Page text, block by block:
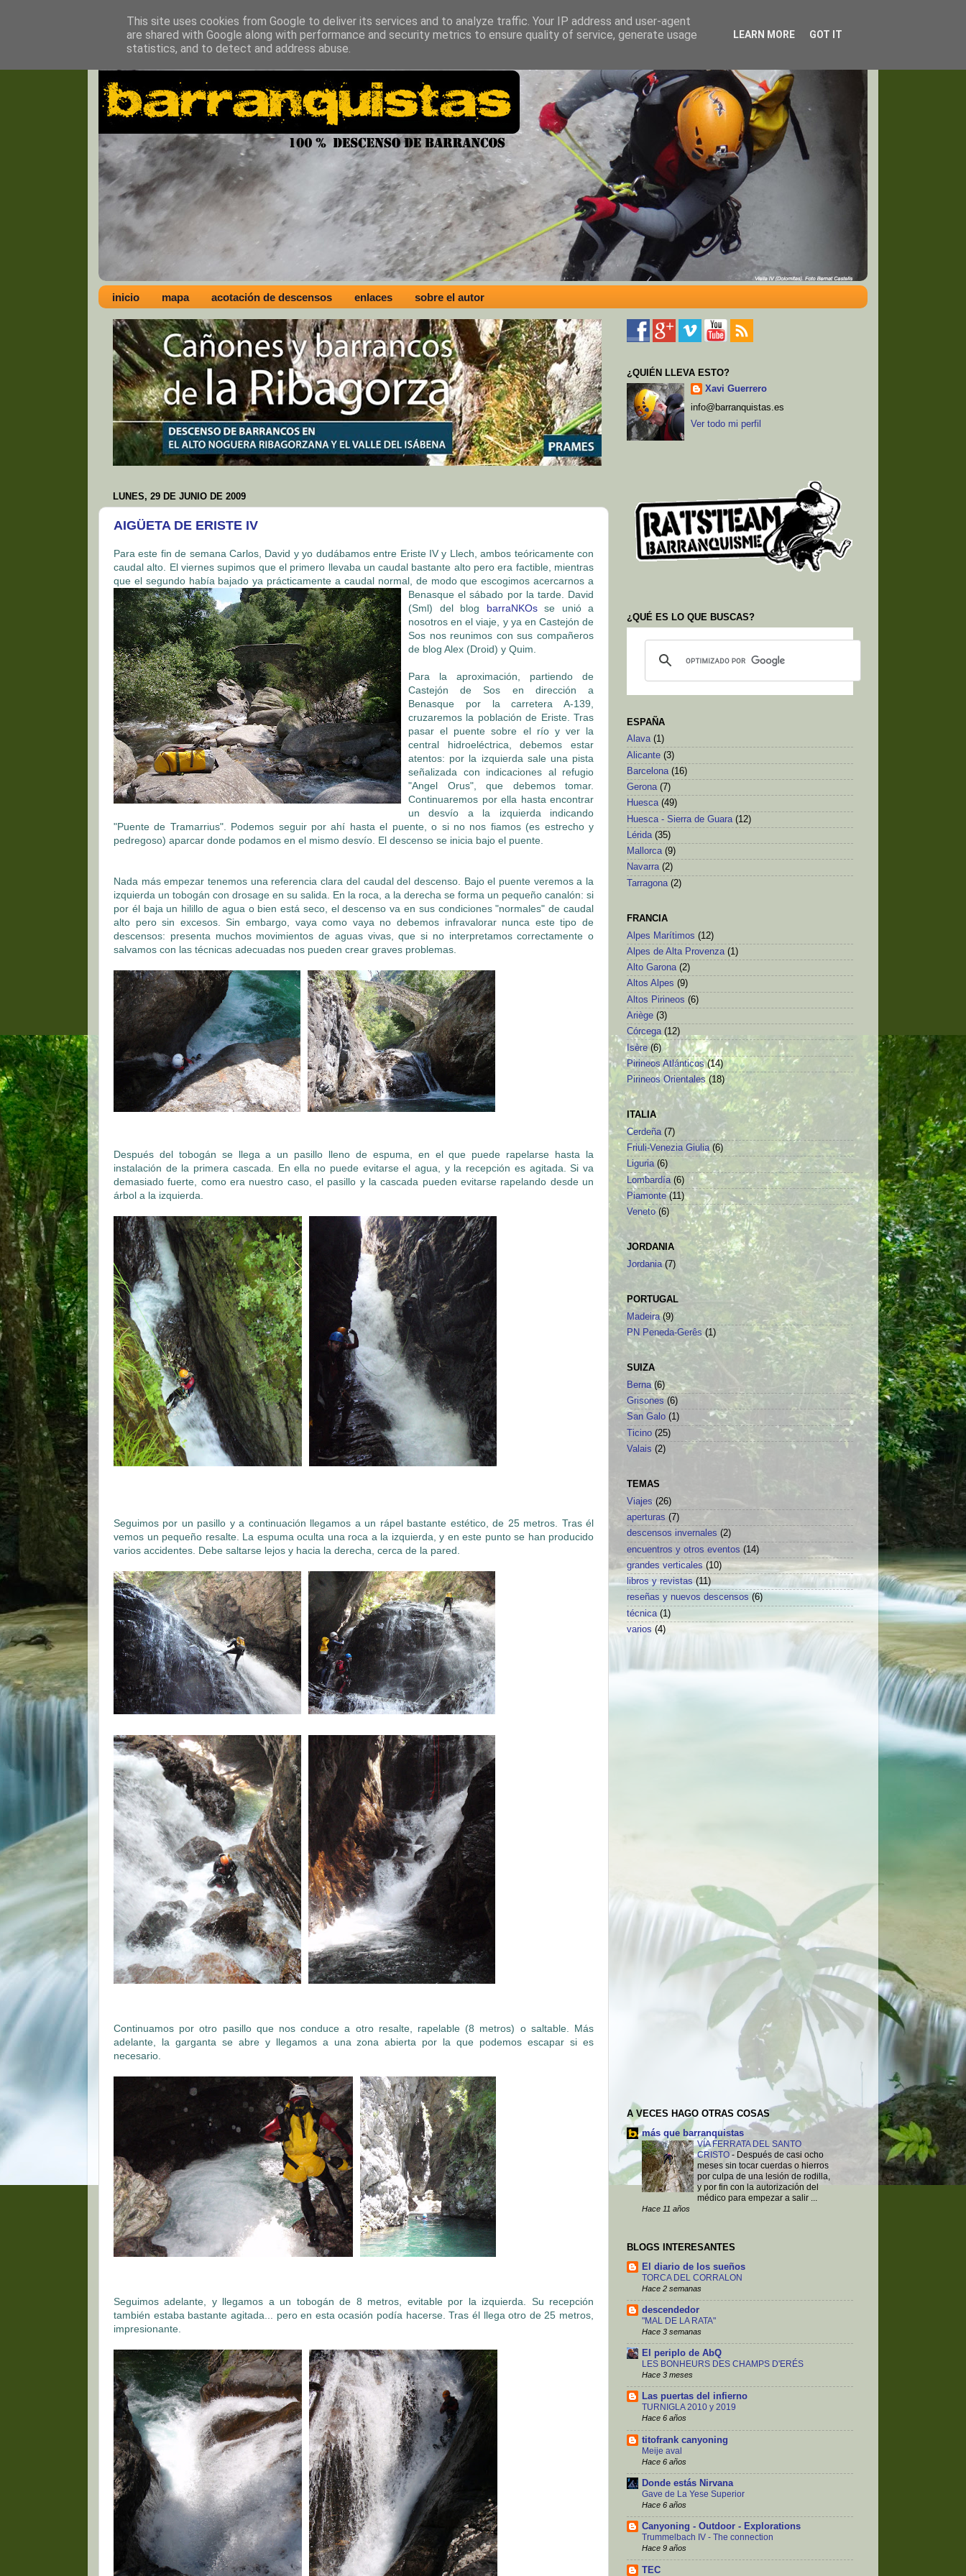
inicio mapa acotación de descensos enlaces sobre el autor
LUNES, 29 DE JUNIO DE 2009
AIGÜETA DE ERISTE IV
Para este fin de semana Carlos, David y yo dudábamos entre Eriste IV y Llech, ambos teóricamente con
caudal alto. El viernes supimos que el primero llevaba un caudal bastante alto pero era factible, mientras
que el segundo había bajado ya prácticamente a caudal normal, de modo que escogimos acercarnos a
Benasque el sábado por la tarde. David
(Sml) del blog barraNKOsse unió a
nosotros en el viaje, y ya en Castejón de
Sos nos reunimos con sus compañeros
de blog Alex (Droid) y Quim.
Para la aproximación, partiendo de
Castejón de Sos en dirección a
Benasque por la carretera A-139,
cruzaremos la población de Eriste. Tras
pasar el puente sobre el río y ver la
central hidroeléctrica, debemos estar
atentos: por la izquierda sale una pista
señalizada con indicaciones al refugio
"Angel Orus", que debemos tomar.
Continuaremos por ella hasta encontrar
un desvío a la izquierda indicando
"Puente de Tramarrius". Podemos seguir por ahí hasta el puente, o si no nos fiamos (es estrecho y
pedregoso) aparcar donde podamos en el mismo desvío. El descenso se inicia bajo el puente.
Nada más empezar tenemos una referencia clara del caudal del descenso. Bajo el puente veremos a la
izquierda un tobogán con drosage en su salida. En la roca, a la derecha se forma un pequeño canalón: si
por él baja un hilillo de agua o bien está seco, el descenso va en sus condiciones "normales" de caudal
alto pero sin excesos. Sin embargo, vaya como vaya no debemos infravalorar nunca este tipo de
descensos: presenta muchos movimientos de aguas vivas, que si no interpretamos correctamente o
salvamos con las técnicas adecuadas nos pueden crear graves problemas.
Después del tobogán se llega a un pasillo lleno de espuma, en el que puede rapelarse hasta la
instalación de la primera cascada. En ella no puede evitarse el agua, y la recepción es agitada. Si va
demasiado fuerte, como era nuestro caso, el pasillo y la cascada pueden evitarse rapelando desde un
árbol a la izquierda.
Seguimos por un pasillo y a continuación llegamos a un rápel bastante estético, de 25 metros. Tras él
vemos un pequeño resalte. La espuma oculta una roca a la izquierda, y en este punto se han producido
varios accidentes. Debe saltarse lejos y hacia la derecha, cerca de la pared.
Continuamos por otro pasillo que nos conduce a otro resalte, rapelable (8 metros) o saltable. Más
adelante, la garganta se abre y llegamos a una zona abierta por la que podemos escapar si es
necesario.
Seguimos adelante, y llegamos a un tobogán de 8 metros, evitable por la izquierda. Su recepción
también estaba bastante agitada... pero en esta ocasión podía hacerse. Tras él llega otro de 25 metros,
impresionante.
¿QUIÉN LLEVA ESTO?
Xavi Guerrero
info@barranquistas.es
Ver todo mi perfil
¿QUÉ ES LO QUE BUSCAS?
ESPAÑA
Alava (1)
Alicante (3)
Barcelona (16)
Gerona (7)
Huesca (49)
Huesca - Sierra de Guara (12)
Lérida (35)
Mallorca (9)
Navarra (2)
Tarragona (2)
FRANCIA
Alpes Marítimos (12)
Alpes de Alta Provenza (1)
Alto Garona (2)
Altos Alpes (9)
Altos Pirineos (6)
Ariège (3)
Córcega (12)
Isère (6)
Pirineos Atlánticos (14)
Pirineos Orientales (18)
ITALIA
Cerdeña (7)
Friuli-Venezia Giulia (6)
Liguria (6)
Lombardía (6)
Piamonte (11)
Veneto (6)
JORDANIA
Jordania (7)
PORTUGAL
Madeira (9)
PN Peneda-Gerês (1)
SUIZA
Berna (6)
Grisones (6)
San Galo (1)
Ticino (25)
Valais (2)
TEMAS
Viajes (26)
aperturas (7)
descensos invernales (2)
encuentros y otros eventos (14)
grandes verticales (10)
libros y revistas (11)
reseñas y nuevos descensos (6)
técnica (1)
varios (4)
A VECES HAGO OTRAS COSAS
más que barranquistas
VÍA FERRATA DEL SANTO
CRISTO - Después de casi ocho
meses sin tocar cuerdas o hierros
por culpa de una lesión de rodilla,
y por fin con la autorización del
médico para empezar a salir ...
Hace 11 años
BLOGS INTERESANTES
El diario de los sueños
TORCA DEL CORRALON
Hace 2 semanas
descendedor
"MAL DE LA RATA"
Hace 3 semanas
El periplo de AbQ
LES BONHEURS DES CHAMPS D'ERÉS
Hace 3 meses
Las puertas del infierno
TURNIGLA 2010 y 2019
Hace 6 años
titofrank canyoning
Meije aval
Hace 6 años
Donde estás Nirvana
Gave de La Yese Superior
Hace 6 años
Canyoning - Outdoor - Explorations
Trummelbach IV - The connection
Hace 9 años
TEC
This site uses cookies from Google to deliver its services and to analyze traffic. Your IP address and user-agent
are shared with Google along with performance and security metrics to ensure quality of service, generate usage
statistics, and to detect and address abuse.
LEARN MORE GOT IT